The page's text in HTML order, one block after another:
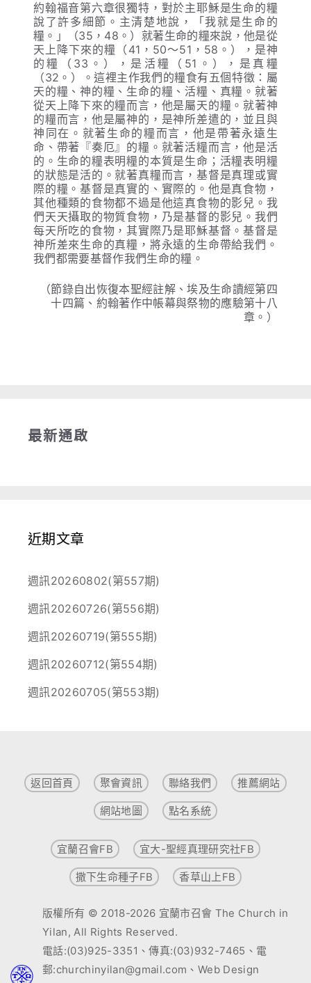
約翰福音第六章很獨特，對於主耶穌是生命的糧
說了許多細節。主清楚地說，「我就是生命的
糧。」（35，48。）就著生命的糧來說，他是從
天上降下來的糧（41，50～51，58。），是神
的糧（33。），是活糧（51。），是真糧
（32。）。這裡主作我們的糧食有五個特徵：屬
天的糧、神的糧、生命的糧、活糧、真糧。就著
從天上降下來的糧而言，他是屬天的糧。就著神
的糧而言，他是屬神的，是神所差遣的，並且與
神同在。就著生命的糧而言，他是帶著永遠生
命、帶著『奏厄』的糧。就著活糧而言，他是活
的。生命的糧表明糧的本質是生命；活糧表明糧
的狀態是活的。就著真糧而言，基督是真理或實
際的糧。基督是真實的、實際的。他是真食物，
其他種類的食物都不過是他這真食物的影兒。我
們天天攝取的物質食物，乃是基督的影兒。我們
每天所吃的食物，其實際乃是耶穌基督。基督是
神所差來生命的真糧，將永遠的生命帶給我們。
我們都需要基督作我們生命的糧。
（節錄自出恢復本聖經註解、埃及生命讀經第四
十四篇、約翰著作中帳幕與祭物的應驗第十八
章。）
最新通啟
近期文章
週訊20260802(第557期)
週訊20260726(第556期)
週訊20260719(第555期)
週訊20260712(第554期)
週訊20260705(第553期)
返回首頁 聚會資訊 聯絡我們 推薦網站
網站地圖 點名系統
宜蘭召會FB 宜大-聖經真理研究社FB
撒下生命種子FB 香草山上FB
版權所有 © 2018-2026 宜蘭市召會 The Church in
Yilan, All Rights Reserved.
電話:(03)925-3351、傳真:(03)932-7465、電
郵:churchinyilan@gmail.com、Web Design